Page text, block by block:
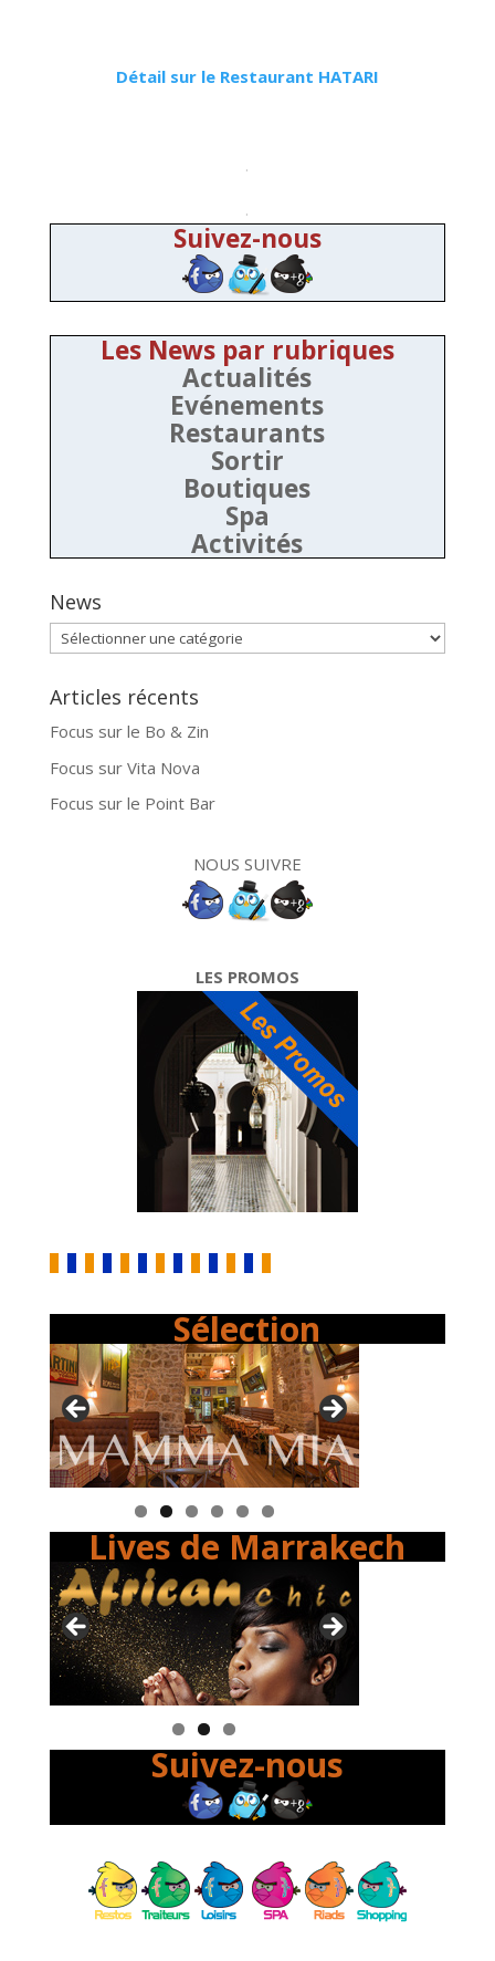
Détail sur le Restaurant HATARI
.
.
Suivez-nous
Les News par rubriques
Actualités
Evénements
Restaurants
Sortir
Boutiques
Spa
Activités
News
News
Articles récents
Focus sur le Bo & Zin
Focus sur Vita Nova
Focus sur le Point Bar
NOUS SUIVRE
LES PROMOS
Sélection
Lives de Marrakech
Suivez-nous